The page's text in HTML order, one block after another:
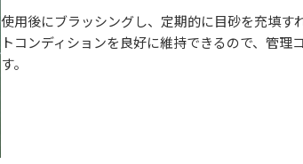
使用後にブラッシングし、定期的に目砂を充填す
トコンディションを良好に維持できるので、管理
す。